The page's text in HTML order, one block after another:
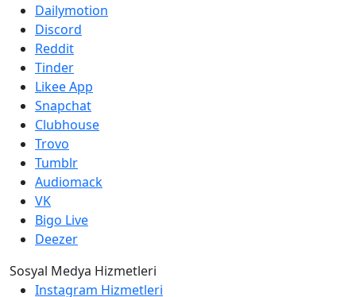
Dailymotion
Discord
Reddit
Tinder
Likee App
Snapchat
Clubhouse
Trovo
Tumblr
Audiomack
VK
Bigo Live
Deezer
Sosyal Medya Hizmetleri
Instagram Hizmetleri